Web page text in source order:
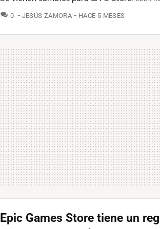
0 COMENTARIOS
JESÚS ZAMORA HACE 5 MESES
Epic Games Store tiene un